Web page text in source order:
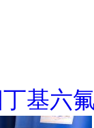
基六